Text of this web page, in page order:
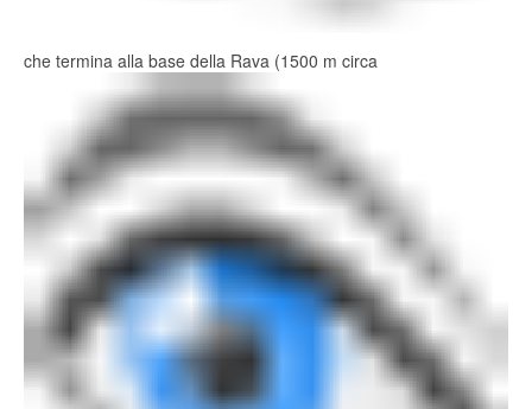
che termina alla base della Rava (1500 m circa